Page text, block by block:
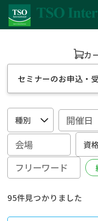
カ
セミナーのお申込・
95件見つかりました